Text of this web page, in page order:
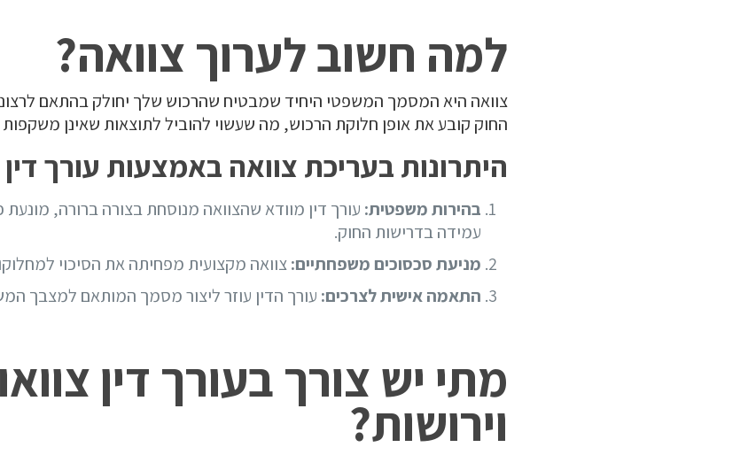
למה חשוב לערוך צוואה?
צוואה היא המסמך המשפטי היחיד שמבטיח שהרכוש שלך יחולק בהתאם
החוק קובע את אופן חלוקת הרכוש, מה שעשוי להוביל לתוצאות שאינן משקפות
היתרונות בעריכת צוואה באמצעות עורך דין
בהירות משפטית: עורך דין מוודא שהצוואה מנוסחת בצורה ברורה, מונעת
עמידה בדרישות החוק.
מניעת סכסוכים משפחתיים:צוואה מקצועית מפחיתה את הסיכוי
התאמה אישית לצרכים: עורך הדין עוזר ליצור מסמך המותאם למצבך
מתי יש צורך בעורך דין
וירושות?